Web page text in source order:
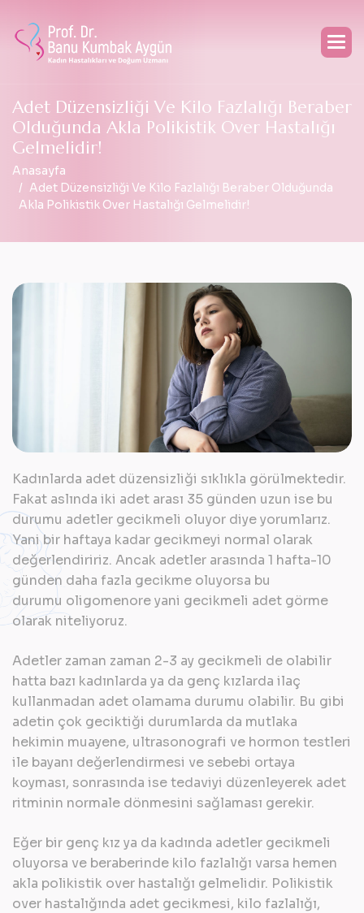
Adet Düzensizliği Ve Kilo Fazlalığı Beraber
Olduğunda Akla Polikistik Over Hastalığı
Gelmelidir!
Anasayfa
Adet Düzensizliği Ve Kilo Fazlalığı Beraber Olduğunda
Akla Polikistik Over Hastalığı Gelmelidir!
Kadınlarda adet düzensizliği sıklıkla görülmektedir.
Fakat aslında iki adet arası 35 günden uzun ise bu
durumu adetler gecikmeli oluyor diye yorumlarız.
Yani bir haftaya kadar gecikmeyi normal olarak
değerlendiririz. Ancak adetler arasında 1 hafta-10
günden daha fazla gecikme oluyorsa bu
durumu oligomenoreyani gecikmeli adet görme
olarak niteliyoruz.
Adetler zaman zaman 2-3 ay gecikmeli de olabilir
hatta bazı kadınlarda ya da genç kızlarda ilaç
kullanmadan adet olamama durumu olabilir. Bu gibi
adetin çok geciktiği durumlarda da mutlaka
hekimin muayene, ultrasonografi ve hormon testleri
ile bayanı değerlendirmesi ve sebebi ortaya
koyması, sonrasında ise tedaviyi düzenleyerek adet
ritminin normale dönmesini sağlaması gerekir.
Eğer bir genç kız ya da kadında adetler gecikmeli
oluyorsa ve beraberinde kilo fazlalığı varsa hemen
akla polikistik over hastalığı gelmelidir. Polikistik
over hastalığında adet gecikmesi, kilo fazlalığı,